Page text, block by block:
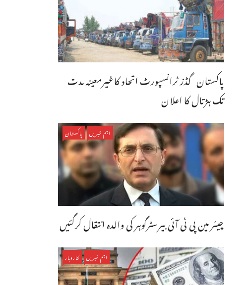
پاکستان گڈز ٹرانسپورٹ اتحاد کاغیرمعینہ مدت
تک ہڑتال کا اعلان
اہم خبریں پاکستان
چیئر مین پی ٹی آئی بیرسٹرگوہر کی والدہ انتقال کرگئیں
اہم خبریں کاروبار